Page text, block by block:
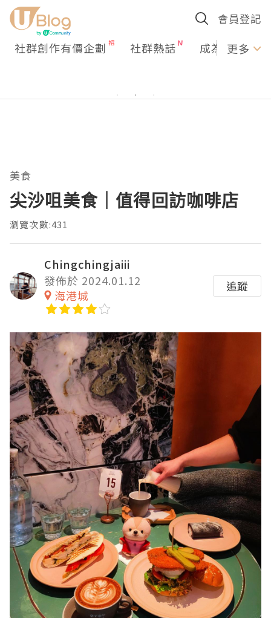
會員登記
社群創作有價企劃 社群熱話 成為U更多
美食
尖沙咀美食｜值得回訪咖啡店
瀏覽次數:431
Chingchingjaiii
發佈於 2024.01.12
海港城
追蹤